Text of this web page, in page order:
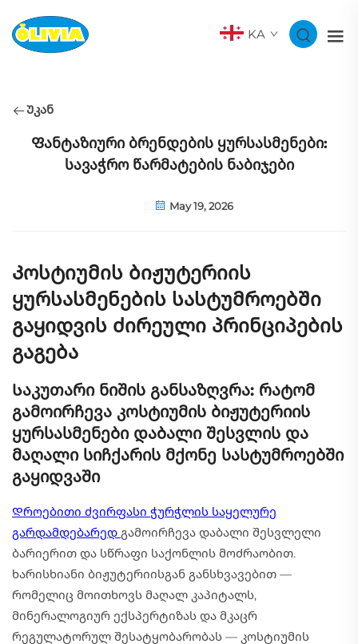
KA
Უკან
Ფანტაზიური ბრენდების ყურსასმენები:
სავაჭრო წარმატების ნაბიჯები
May 19, 2026
Კოსტიუმის ბიჟუტერიის
ყურსასმენების სასტუმროებში
გაყიდვის ძირეული პრინციპების
გაგება
Საკუთარი ნიშის განსაზღვრა: რატომ
გამოირჩევა კოსტიუმის ბიჟუტერიის
ყურსასმენები დაბალი შესვლის და
მაღალი სიჩქარის მქონე სასტუმროებში
გაყიდვაში
Დროებითი ძვირფასი ჭურჭლის საყელურე
გარდამდებარედ გამოირჩევა დაბალი შესვლელი
ბარიერით და სწრაფი საქონლის მოძრაობით.
ხარისხიანი ბიჟუტერიისგან განსხვავებით —
რომელიც მოითხოვს მაღალ კაპიტალს,
მინერალოგიურ ექსპერტიზას და მკაცრ
რეგულატორულ შესატყობარობას — კოსტიუმის